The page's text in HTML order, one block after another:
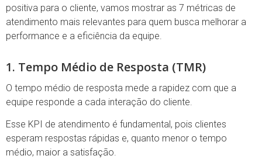
positiva para o cliente, vamos mostrar as 7 métricas de
atendimento mais relevantes para quem busca melhorar a
performance e a eficiência da equipe.
1. Tempo Médio de Resposta (TMR)
O tempo médio de resposta mede a rapidez com que a
equipe responde a cada interação do cliente.
Esse KPI de atendimento é fundamental, pois clientes
esperam respostas rápidas e, quanto menor o tempo
médio, maior a satisfação.